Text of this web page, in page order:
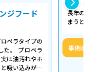
ジフード
ペラタイプの
た。 プロペラ
は油汚れやホ
吸い込みが悪
える「シ
長年の調
まうとご
事例の詳